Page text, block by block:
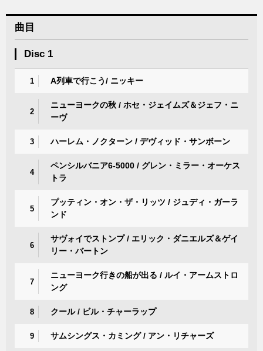
曲目
Disc 1
1 A列車で行こう/ ニッキー
2
ニューヨークの秋 / ホセ・ジェイムズ＆ジェフ・ニ
ーヴ
3 ハーレム・ノクターン / デヴィッド・サンボーン
4
ペンシルバニア6-5000 / グレン・ミラー・オーケス
トラ
5
プッティン・オン・ザ・リッツ / ジュディ・ガーラ
ンド
6
サヴォイでストンプ / エリック・ダニエルズ＆ゲイ
リー・バートン
7
ニューヨーク行きの船が出る / ルイ・アームストロ
ング
8 クール / ビル・チャーラップ
9 サムシングス・カミング / アン・リチャーズ